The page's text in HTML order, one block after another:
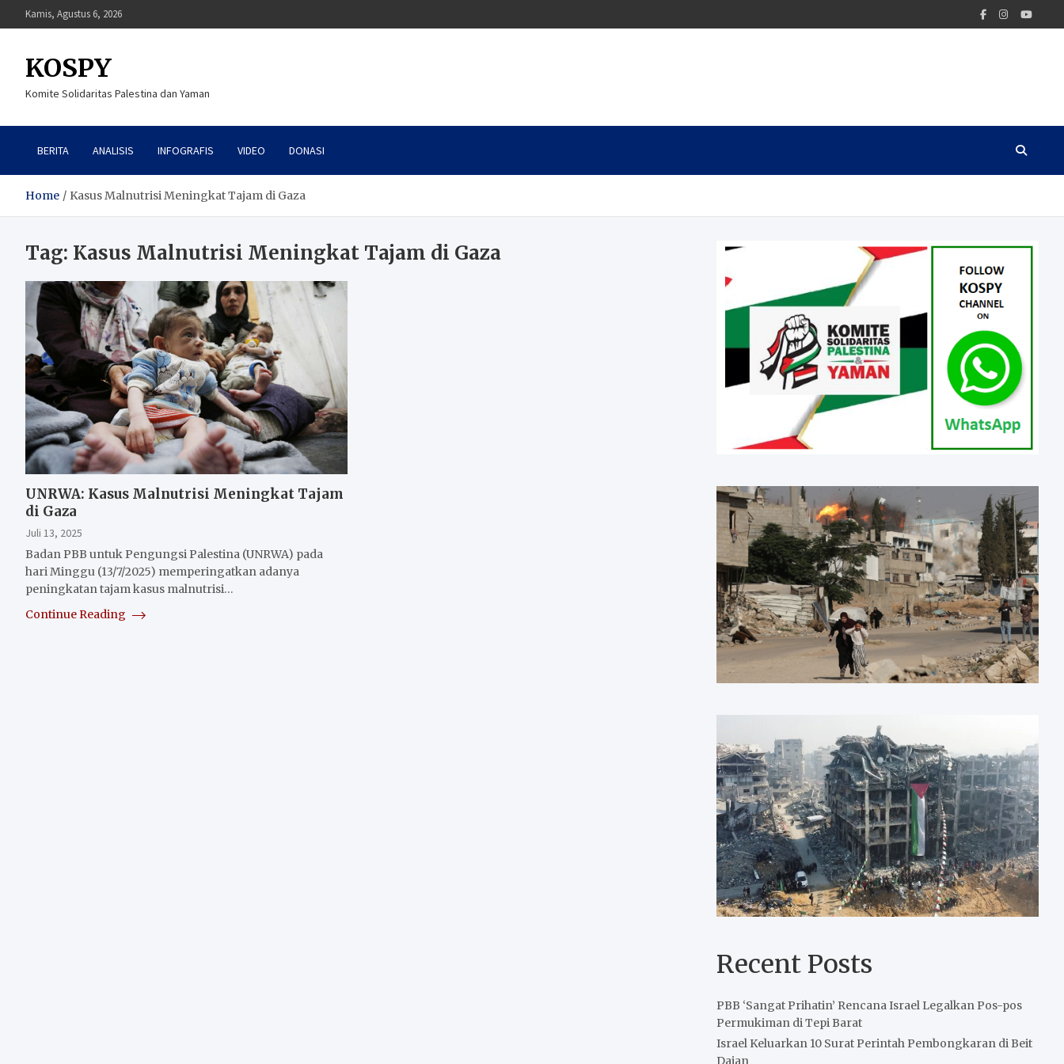
to
Kamis, Agustus 6, 2026
KOSPY
Komite Solidaritas Palestina dan Yaman
BERITA ANALISIS INFOGRAFIS VIDEO DONASI
Home Kasus Malnutrisi Meningkat Tajam di Gaza
Tag: Kasus Malnutrisi Meningkat Tajam di Gaza
UNRWA: Kasus Malnutrisi Meningkat Tajam
di Gaza
Juli 13, 2025
Badan PBB untuk Pengungsi Palestina (UNRWA) pada
hari Minggu (13/7/2025) memperingatkan adanya
peningkatan tajam kasus malnutrisi…
Continue Reading
Recent Posts
PBB ‘Sangat Prihatin’ Rencana Israel Legalkan Pos-pos
Permukiman di Tepi Barat
Israel Keluarkan 10 Surat Perintah Pembongkaran di Beit
Dajan